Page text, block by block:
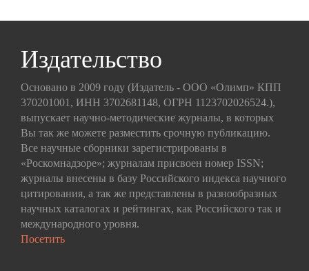
Издательство
Основано в 2009 году (Издатель - ООО «Олимп» КПП
370201001, ИНН 3702681148, ОГРН 1123702026524.),
выпускает научно-методические журналы, в которых
Вы так же можете разместить срочную публикацию.
Все научные сборники зарегистрированы в
«Роскомнадзоре»; журналам присвоен номер ISSN;
журналы внесены в базу Российского индекса научного
цитирования, а так же представлены в разнообразных
научных каталогах и рейтингах, как Российского так и
международного уровня.
Посетить